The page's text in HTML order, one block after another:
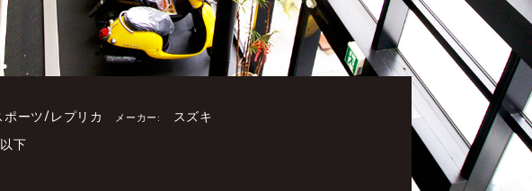
ポーツ/レプリカ メーカー: スズキ
下